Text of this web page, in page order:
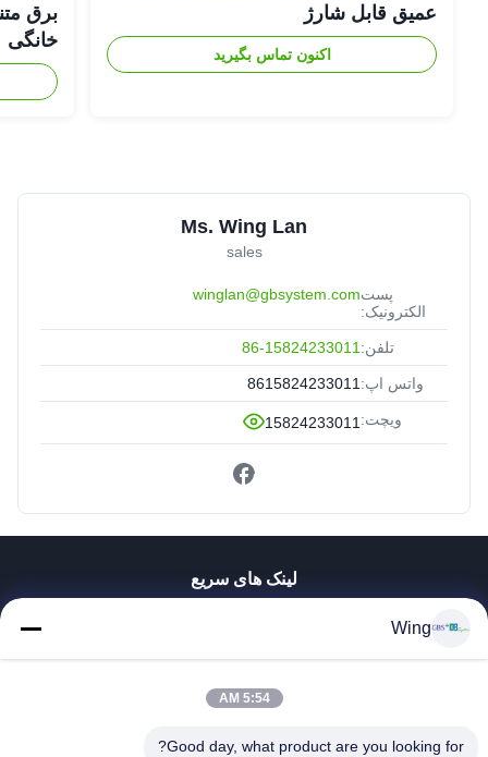
عمیق قابل شارژ
اکنون تماس بگیرید
برق
خانگی
Ms. Wing Lan
sales
پست
الکترونیک:
winglan@gbsystem.com
تلفن: 86-15824233011
واتس اپ: 8615824233011
ویچت: 15824233011
لینک های سریع
نمایش VR
Wing
5:54 AM
Good day, what product are you looking for?